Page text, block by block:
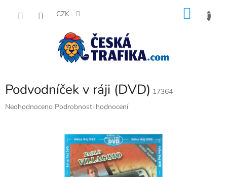
CZK
Podvodníček v ráji (DVD) 17364
Průměrné
Neohodnoceno Podrobnosti hodnocení